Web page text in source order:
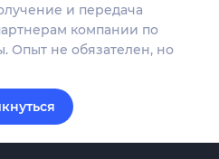
и передача
компании по
Опыт не обязателен, но